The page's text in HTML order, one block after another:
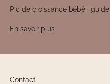
Pic de croissance bébé :
En savoir plus
Contact